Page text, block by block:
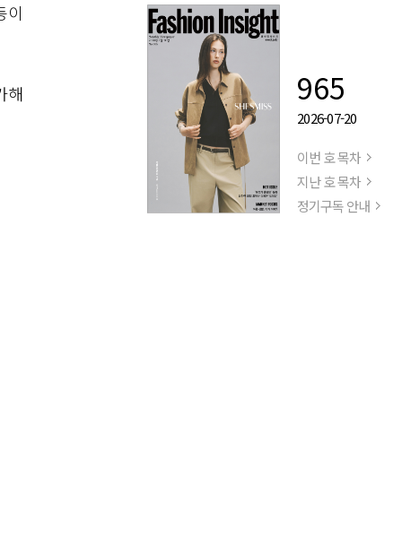
이
해 965
2026-07-20
이번 호 목차
지난 호 목차
정기구독 안내